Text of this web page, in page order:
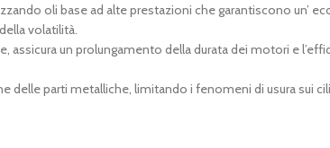
oli base ad alte prestazioni che garantiscono un’
volatilità.
assicura un prolungamento della durata dei motori e
delle parti metalliche, limitando i fenomeni di usura